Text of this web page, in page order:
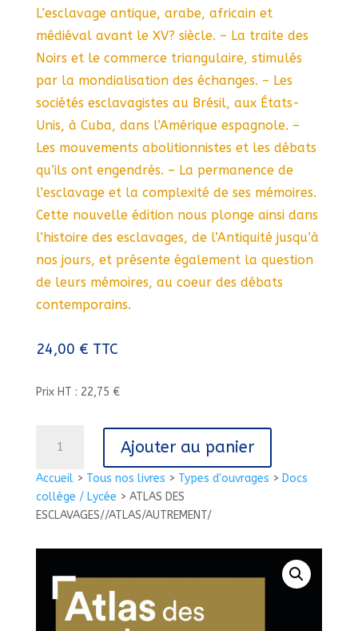
Accueil> Tous nos livres > Types d'ouvrages > Docs
collège / Lycée > ATLAS DES
ESCLAVAGES//ATLAS/AUTREMENT/
L’esclavage antique, arabe, africain et
médiéval avant le XV? siècle. – La traite des
Noirs et le commerce triangulaire, stimulés
par la mondialisation des échanges. – Les
sociétés esclavagistes au Brésil, aux États-
Unis, à Cuba, dans l’Amérique espagnole. –
Les mouvements abolitionnistes et les débats
qu’ils ont engendrés. – La permanence de
l’esclavage et la complexité de ses mémoires.
Cette nouvelle édition nous plonge ainsi dans
l’histoire des esclavages, de l’Antiquité jusqu’à
nos jours, et présente également la question
de leurs mémoires, au coeur des débats
contemporains.
24,00 € TTC
Prix HT : 22,75 €
ATLAS
DES
ESCLAVAGES//ATLAS/AUTREMENT/
Ajouter au panier